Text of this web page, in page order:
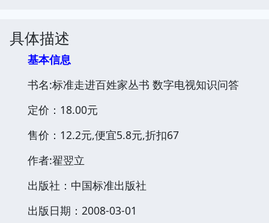
具体描述
基本信息
书名:标准走进百姓家丛书 数字电视知识问答
定价：18.00元
售价：12.2元,便宜5.8元,折扣67
作者:翟翌立
出版社：中国标准出版社
出版日期：2008-03-01